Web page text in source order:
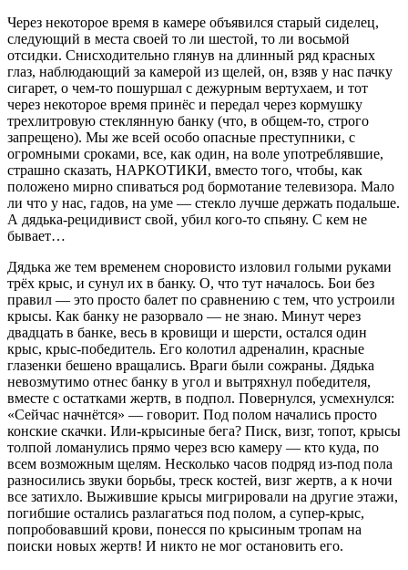
Через некоторое время в камере объявился старый сиделец,
следующий в места своей то ли шестой, то ли восьмой
отсидки. Снисходительно глянув на длинный ряд красных
глаз, наблюдающий за камерой из щелей, он, взяв у нас пачку
сигарет, о чем-то пошуршал с дежурным вертухаем, и тот
через некоторое время принёс и передал через кормушку
трехлитровую стеклянную банку (что, в общем-то, строго
запрещено). Мы же всей особо опасные преступники, с
огромными сроками, все, как один, на воле употреблявшие,
страшно сказать, НАРКОТИКИ, вместо того, чтобы, как
положено мирно спиваться род бормотание телевизора. Мало
ли что у нас, гадов, на уме — стекло лучше держать подальше.
А дядька-рецидивист свой, убил кого-то спьяну. С кем не
бывает…
Дядька же тем временем сноровисто изловил голыми руками
трёх крыс, и сунул их в банку. О, что тут началось. Бои без
правил — это просто балет по сравнению с тем, что устроили
крысы. Как банку не разорвало — не знаю. Минут через
двадцать в банке, весь в кровищи и шерсти, остался один
крыс, крыс-победитель. Его колотил адреналин, красные
глазенки бешено вращались. Враги были сожраны. Дядька
невозмутимо отнес банку в угол и вытряхнул победителя,
вместе с остатками жертв, в подпол. Повернулся, усмехнулся:
«Сейчас начнётся» — говорит. Под полом начались просто
конские скачки. Или-крысиные бега? Писк, визг, топот, крысы
толпой ломанулись прямо через всю камеру — кто куда, по
всем возможным щелям. Несколько часов подряд из-под пола
разносились звуки борьбы, треск костей, визг жертв, а к ночи
все затихло. Выжившие крысы мигрировали на другие этажи,
погибшие остались разлагаться под полом, а супер-крыс,
попробовавший крови, понесся по крысиным тропам на
поиски новых жертв! И никто не мог остановить его.